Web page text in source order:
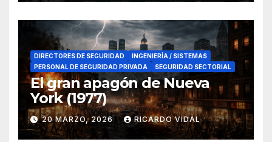
DIRECTORES DE SEGURIDAD
INGENIERÍA / SISTEMAS
PERSONAL DE SEGURIDAD PRIVADA
SEGURIDAD SECTORIAL
El gran apagón de Nueva
York (1977)
20 MARZO, 2026 RICARDO VIDAL